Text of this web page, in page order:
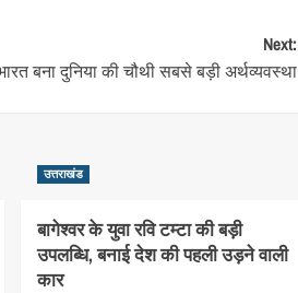
Next:
बना दुनिया की चौथी सबसे बड़ी अर्थव्यवस्था
उत्तराखंड
बागेश्वर के युवा रवि टम्टा की बड़ी
उपलब्धि, बनाई देश की पहली उड़ने वाली
कार